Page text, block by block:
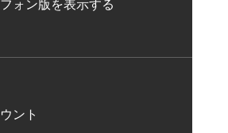
ォン版を表示する
ント